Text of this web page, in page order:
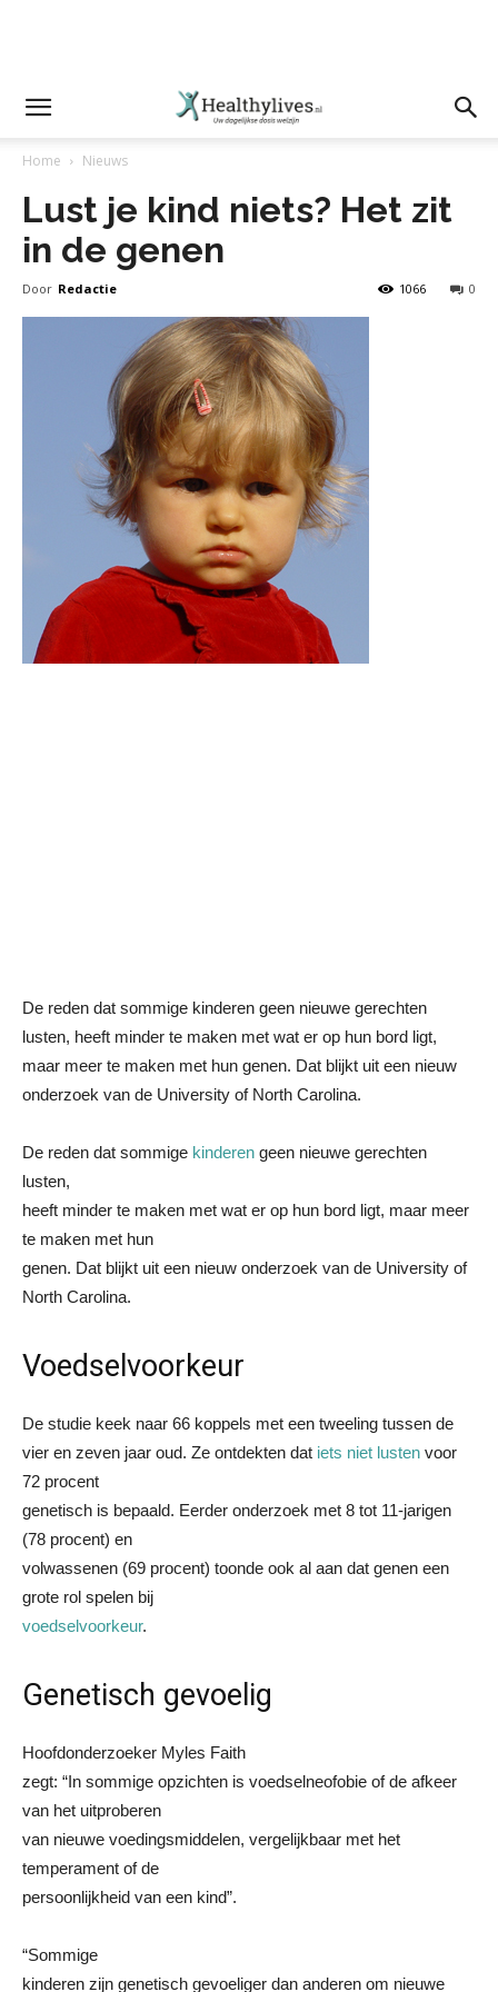
Home Nieuws
Lust je kind niets? Het zit
in de genen
Door Redactie 0
1066
De reden dat sommige kinderen geen nieuwe gerechten
lusten, heeft minder te maken met wat er op hun bord ligt,
maar meer te maken met hun genen. Dat blijkt uit een nieuw
onderzoek van de University of North Carolina.
De reden dat sommige kinderen geen nieuwe gerechten
lusten,
heeft minder te maken met wat er op hun bord ligt, maar meer
te maken met hun
genen. Dat blijkt uit een nieuw onderzoek van de University of
North Carolina.
Voedselvoorkeur
De studie keek naar 66 koppels met een tweeling tussen de
vier en zeven jaar oud. Ze ontdekten dat iets niet lusten voor
72 procent
genetisch is bepaald. Eerder onderzoek met 8 tot 11-jarigen
(78 procent) en
volwassenen (69 procent) toonde ook al aan dat genen een
grote rol spelen bij
voedselvoorkeur.
Genetisch gevoelig
Hoofdonderzoeker Myles Faith
zegt: “In sommige opzichten is voedselneofobie of de afkeer
van het uitproberen
van nieuwe voedingsmiddelen, vergelijkbaar met het
temperament of de
persoonlijkheid van een kind”.
“Sommige
kinderen zijn genetisch gevoeliger dan anderen om nieuwe